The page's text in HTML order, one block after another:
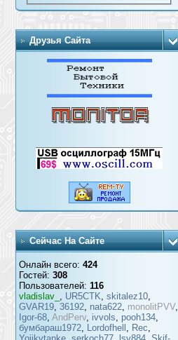
Друзья Сайта
Сейчас На Сайте
Онлайн всего: 424
Гостей: 308
Пользователей: 116
vladislav_ , UR5CTK, skitalez10,
GVAR19, 36192, nata622, monolitPVV,
Igor-68, AndPerv, ivvols, pooh134,
бумбараш1972, Lordofhell , Rec,